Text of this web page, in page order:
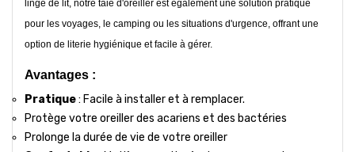
linge de lit, notre taie d'oreiller est également une solution pratique
pour les voyages, le camping ou les situations d'urgence, offrant une
option de literie hygiénique et facile à gérer.
Avantages :
Pratique: Facile à installer et à remplacer.
Protège votre oreiller des acariens et des bactéries
Prolonge la durée de vie de votre oreiller